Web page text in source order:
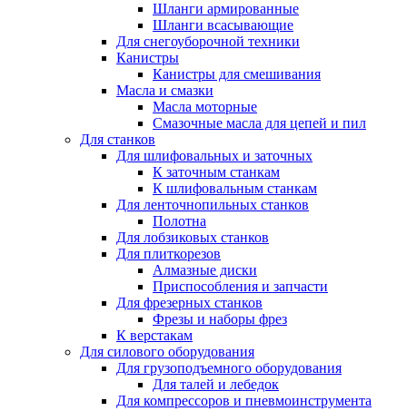
Шланги армированные
Шланги всасывающие
Для снегоуборочной техники
Канистры
Канистры для смешивания
Масла и смазки
Масла моторные
Смазочные масла для цепей и пил
Для станков
Для шлифовальных и заточных
К заточным станкам
К шлифовальным станкам
Для ленточнопильных станков
Полотна
Для лобзиковых станков
Для плиткорезов
Алмазные диски
Приспособления и запчасти
Для фрезерных станков
Фрезы и наборы фрез
К верстакам
Для силового оборудования
Для грузоподъемного оборудования
Для талей и лебедок
Для компрессоров и пневмоинструмента